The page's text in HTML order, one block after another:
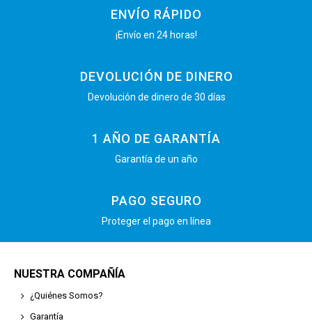
ENVÍO RÁPIDO
¡Envío en 24 horas!
DEVOLUCIÓN DE DINERO
Devolución de dinero de 30 días
1 AÑO DE GARANTÍA
Garantía de un año
PAGO SEGURO
Proteger el pago en línea
NUESTRA COMPAÑÍA
¿Quiénes Somos?
Garantía